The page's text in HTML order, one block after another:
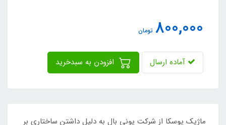
800,000 تومان
آماده ارسال
ماژیک پوسکا از شرکت یونی بال به دلیل داشتن ساختاری بر